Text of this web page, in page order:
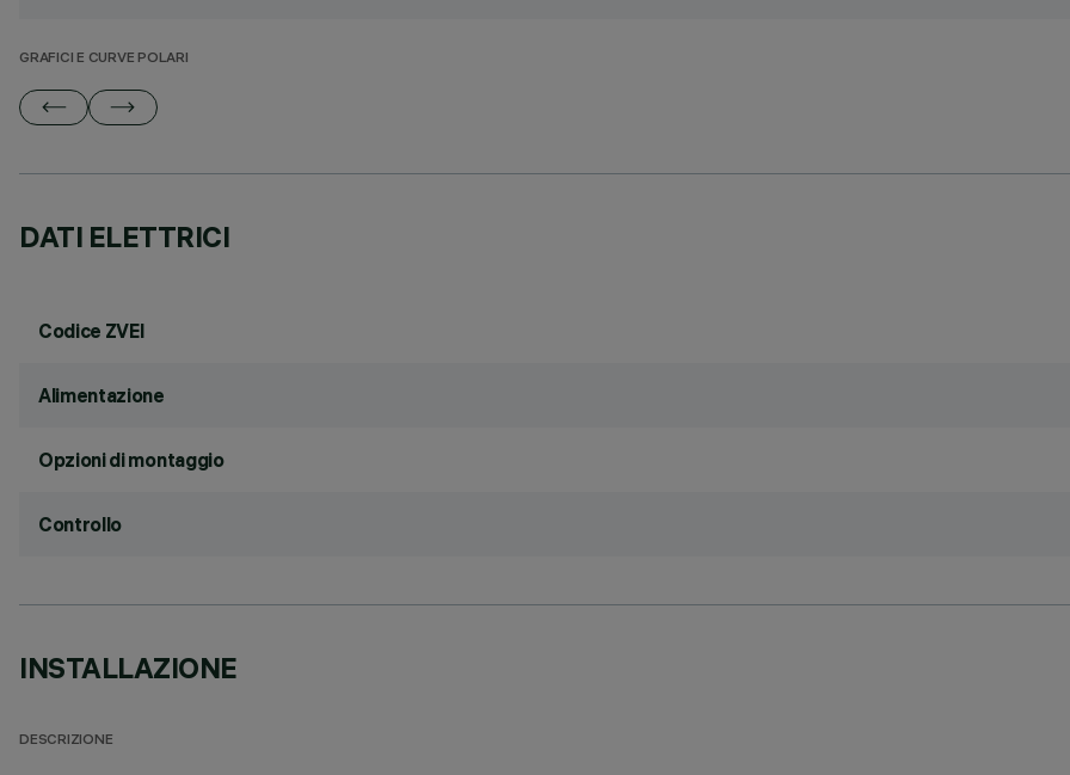
GRAFICI E CURVE POLARI
DATI ELETTRICI
Codice ZVEI
Alimentazione
Opzioni di montaggio
Controllo
INSTALLAZIONE
DESCRIZIONE